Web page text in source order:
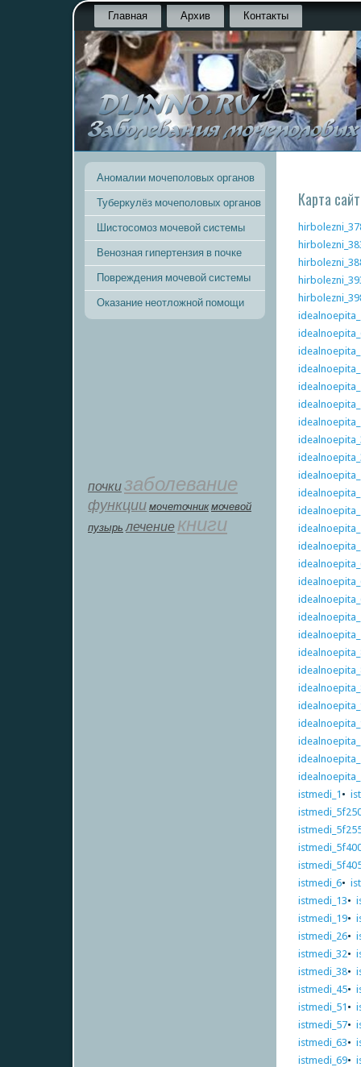
Главная Архив Контакты
Аномалии мочеполовых органов
Туберкулёз мочеполовых органов
Шистосомоз мочевой системы
Венозная гипертензия в почке
Повреждения мочевой системы
Оказание неотложной помощи
почкизаболевание
функции мοчеточник мочевой
пузырь лечение книги
Карта
istmedi_1 •
istmedi_6•
istmedi_13•
istmedi_19•
istmedi_26•
istmedi_32•
istmedi_38•
istmedi_45•
istmedi_51 •
istmedi_57•
istmedi_63•
istmedi_69•